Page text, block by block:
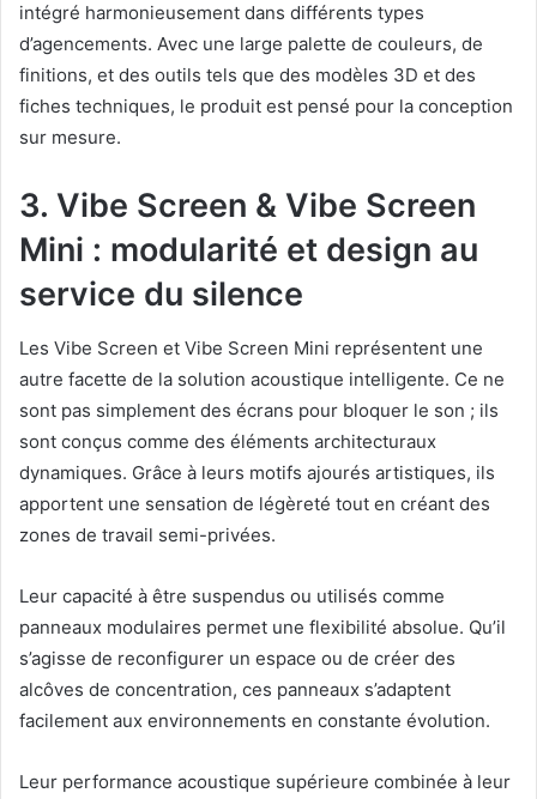
intégré harmonieusement dans différents types
d’agencements. Avec une large palette de couleurs, de
finitions, et des outils tels que des modèles 3D et des
fiches techniques, le produit est pensé pour la conception
sur mesure.
3. Vibe Screen & Vibe Screen
Mini : modularité et design au
service du silence
Les Vibe Screen et Vibe Screen Mini représentent une
autre facette de la solution acoustique intelligente. Ce ne
sont pas simplement des écrans pour bloquer le son ; ils
sont conçus comme des éléments architecturaux
dynamiques. Grâce à leurs motifs ajourés artistiques, ils
apportent une sensation de légèreté tout en créant des
zones de travail semi-privées.
Leur capacité à être suspendus ou utilisés comme
panneaux modulaires permet une flexibilité absolue. Qu’il
s’agisse de reconfigurer un espace ou de créer des
alcôves de concentration, ces panneaux s’adaptent
facilement aux environnements en constante évolution.
Leur performance acoustique supérieure combinée à leur